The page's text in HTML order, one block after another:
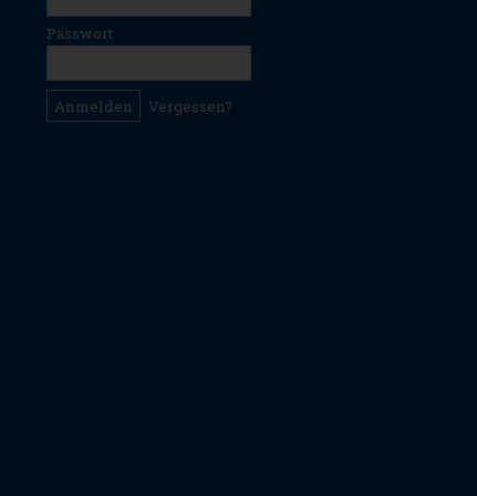
Passwort
Vergessen?